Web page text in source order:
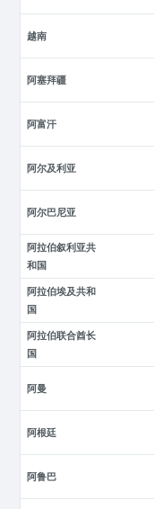
越南
阿塞拜疆
阿富汗
阿尔及利亚
阿尔巴尼亚
阿拉伯叙利亚共
和国
阿拉伯埃及共和
国
阿拉伯联合酋长
国
阿曼
阿根廷
阿鲁巴